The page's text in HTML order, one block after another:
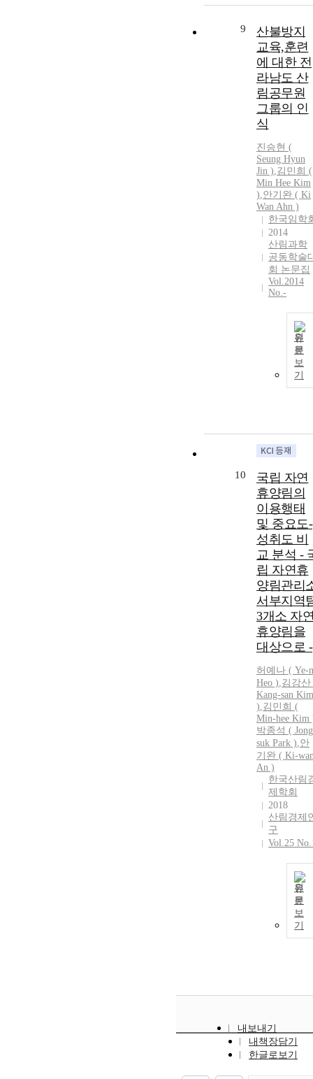
9
산불방지
교육,훈련
에 대한 전
라남도 산
림공무원
그룹의 인
식
진승현 (
Seung Hyun
Jin ),김민희 (
Min Hee Kim
),안기완 ( Ki
Wan Ahn )
한국임학
2014
산림과학
공동학술
회 논문집
Vol.2014
No.-
원
문
보
기
10
국립 자연
휴양림의
이용행태
및 중요도-
성취도 비
교 분석 -
립 자연휴
양림관리
서부지역
3개소 자
휴양림을
대상으로 -
허예나 ( Ye-
Heo ),김강산
Kang-san Kim
),김민희 (
Min-hee Kim
박종석 (
suk Park ),안
기완 ( Ki-
An )
한국산림
제학회
2018
산림경제
구
Vol.25
원
문
보
기
내보내기
내책장담기
한글로보기